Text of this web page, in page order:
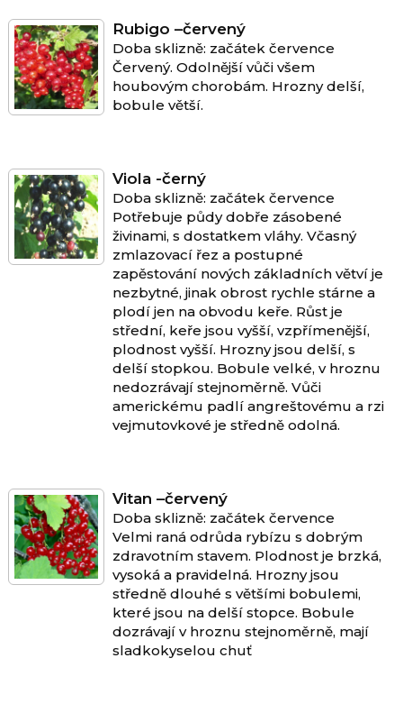
Rubigo –červený
Doba sklizně: začátek července
Červený. Odolnější vůči všem
houbovým chorobám. Hrozny delší,
bobule větší.
Viola -černý
Doba sklizně: začátek července
Potřebuje půdy dobře zásobené
živinami, s dostatkem vláhy. Včasný
zmlazovací řez a postupné
zapěstování nových základních větví je
nezbytné, jinak obrost rychle stárne a
plodí jen na obvodu keře. Růst je
střední, keře jsou vyšší, vzpřímenější,
plodnost vyšší. Hrozny jsou delší, s
delší stopkou. Bobule velké, v hroznu
nedozrávají stejnoměrně. Vůči
americkému padlí angreštovému a rzi
vejmutovkové je středně odolná.
Vitan –červený
Doba sklizně: začátek července
Velmi raná odrůda rybízu s dobrým
zdravotním stavem. Plodnost je brzká,
vysoká a pravidelná. Hrozny jsou
středně dlouhé s většími bobulemi,
které jsou na delší stopce. Bobule
dozrávají v hroznu stejnoměrně, mají
sladkokyselou chuť